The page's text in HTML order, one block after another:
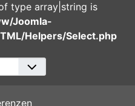
type array|string is
Joomla-
Helpers/Select.php